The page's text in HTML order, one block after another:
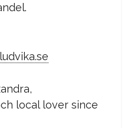
local lover since